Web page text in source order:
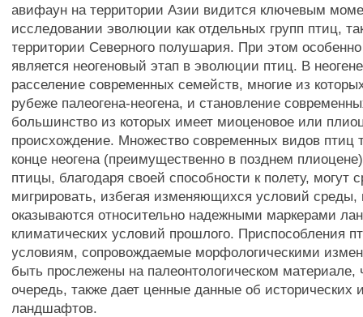
авифаун на территории Азии видится ключевым
исследовании эволюции как отдельных групп птиц,
территории Северного полушария. При этом
является неогеновый этап в эволюции птиц. В
расселение современных семейств, многие из
рубеже палеогена-неогена, и становление
большинство из которых имеет миоценовое или
происхождение. Множество современных видов птиц
конце неогена (преимущественно в позднем
птицы, благодаря своей способности к полету, могут
мигрировать, избегая изменяющихся условий среды,
оказываются относительно надежными маркерами
климатических условий прошлого. Приспособления
условиям, сопровождаемые морфологическими
быть прослежены на палеонтологическом материале,
очередь, также дает ценные данные об исторических
ландшафтов.